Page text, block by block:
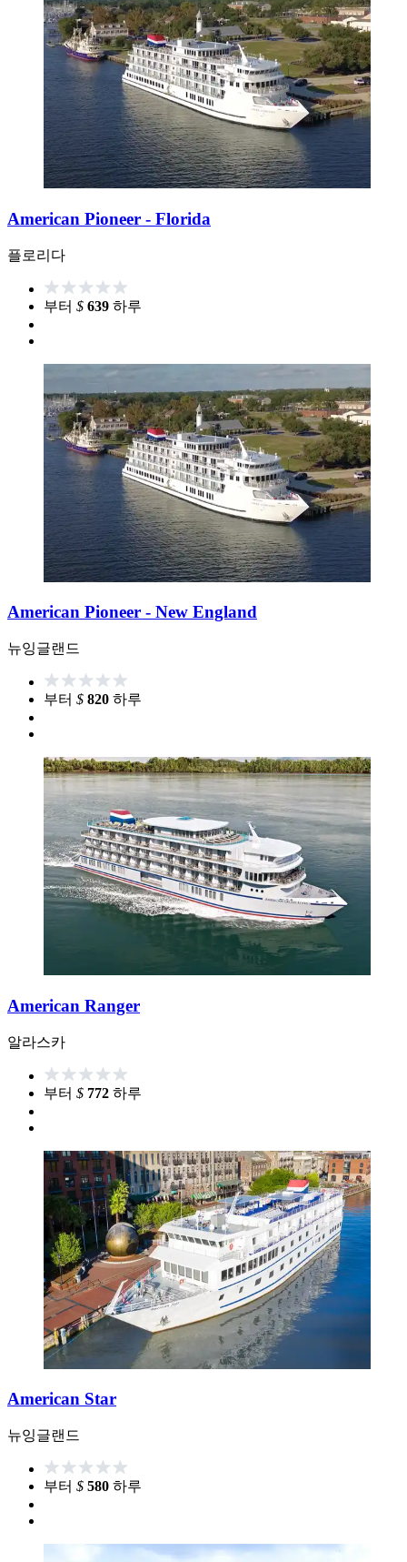
American Pioneer - Florida
플로리다
부터 $ 639 하루
American Pioneer - New England
뉴잉글랜드
부터 $ 820 하루
American Ranger
알라스카
부터 $ 772 하루
American Star
뉴잉글랜드
부터 $ 580 하루